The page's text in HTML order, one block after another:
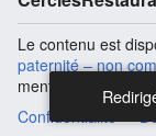
Le contenu est
paternité – non
mention contraire.
Confidentialité